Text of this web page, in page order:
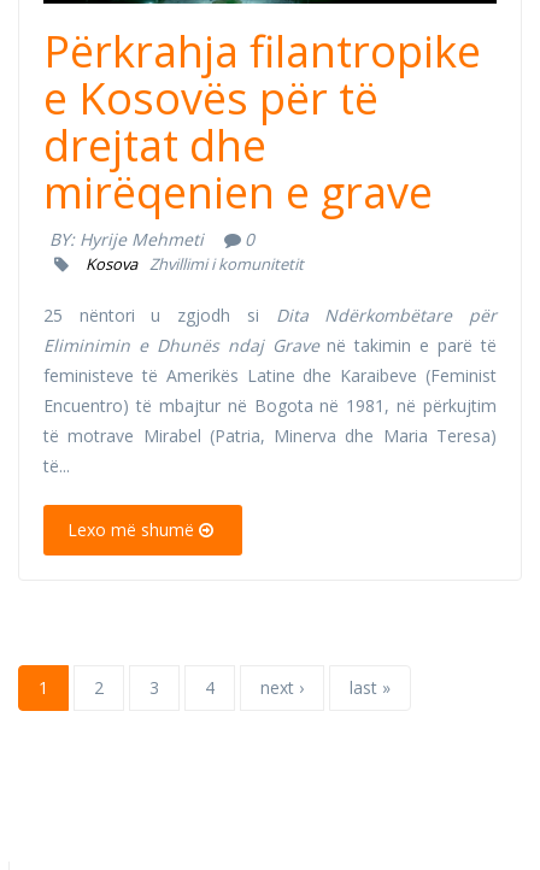
Përkrahja filantropike
e Kosovës për të
drejtat dhe
mirëqenien e grave
BY: Hyrije Mehmeti 0
Kosova Zhvillimi i komunitetit
25 nëntori u zgjodh si Dita Ndërkombëtare për
Eliminimin e Dhunës ndaj Gravenë takimin e parë të
feministeve të Amerikës Latine dhe Karaibeve (Feminist
Encuentro) të mbajtur në Bogota në 1981, në përkujtim
të motrave Mirabel (Patria, Minerva dhe Maria Teresa)
të...
Lexo më shumë
1 2 3 4 next › last »